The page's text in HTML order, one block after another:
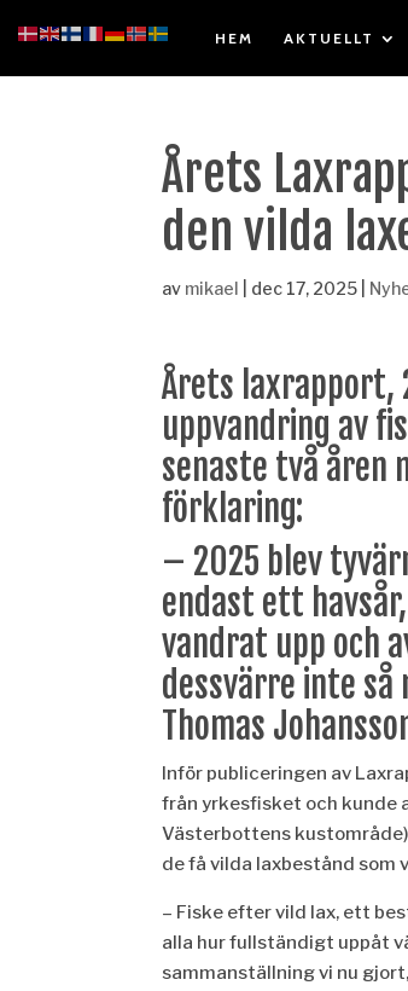
HEM AKTUELLT
Årets
den vilda
av mikael dec 17, 2025
Årets laxrapport,
uppvandring av
senaste två åren
förklaring:
– 2025 blev
endast ett
vandrat upp och
dessvärre inte
Thomas
Inför publiceringen av
från yrkesfisket och kunde
Västerbottens
de få vilda laxbestånd som
– Fiske efter vild lax, ett
alla hur fullständigt uppåt
sammanställning vi nu